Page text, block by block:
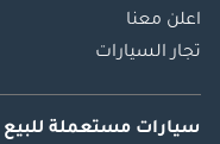
اعلن معنا
تجار السيارات
سيارات مستعملة للبيع